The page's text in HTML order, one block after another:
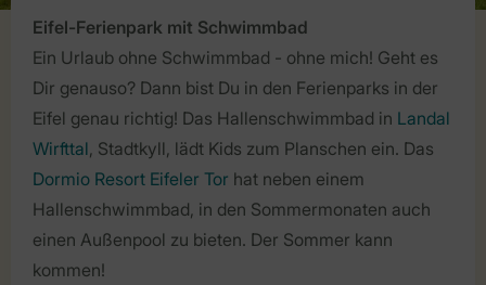
Eifel-Ferienpark mit Schwimmbad
Ein Urlaub ohne Schwimmbad - ohne mich! Geht es
Dir genauso? Dann bist Du in den Ferienparks in der
Eifel genau richtig! Das Hallenschwimmbad in Landal
Wirfttal, Stadtkyll, lädt Kids zum Planschen ein. Das
Dormio Resort Eifeler Tor hat neben einem
Hallenschwimmbad, in den Sommermonaten auch
einen Außenpool zu bieten. Der Sommer kann
kommen!